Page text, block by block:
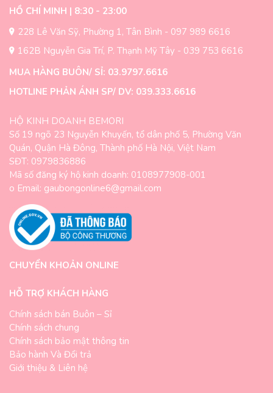
HỒ CHÍ MINH | 8:30 - 23:00
228 Lê Văn Sỹ, Phường 1, Tân Bình - 097 989 6616
162B Nguyễn Gia Trí, P. Thạnh Mỹ Tây - 039 753 6616
MUA HÀNG BUÔN/ SỈ: 03.9797.6616
HOTLINE PHẢN ÁNH SP/ DV: 039.333.6616
HỘ KINH DOANH BEMORI
Số 19 ngõ 23 Nguyễn Khuyến, tổ dân phố 5, Phường Văn
Quán, Quận Hà Đông, Thành phố Hà Nội, Việt Nam
SĐT: 0979836886
Mã số đăng ký hộ kinh doanh: 0108977908-001
o Email: gaubongonline6@gmail.com
CHUYỂN KHOẢN ONLINE
HỖ TRỢ KHÁCH HÀNG
Chính sách bán Buôn – Sỉ
Chính sách chung
Chính sách bảo mật thông tin
Bảo hành Và Đổi trả
Giới thiệu & Liên hệ